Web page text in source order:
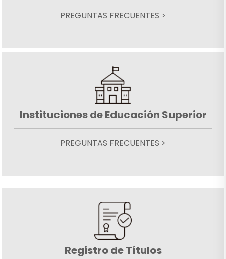
PREGUNTAS FRECUENTES >
Instituciones de Educación Superior
PREGUNTAS FRECUENTES >
Registro de Títulos